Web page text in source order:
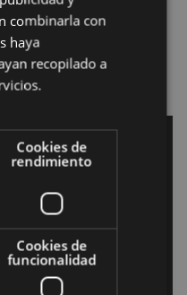
Farthing
, Sean Harris
.
combinarla con
haya
recopilado a
Cookies de
rendimiento
Cookies de
funcionalidad